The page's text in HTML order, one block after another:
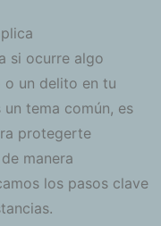
si ocurre algo
o un delito en tu
tema común, es
protegerte
manera
los pasos clave